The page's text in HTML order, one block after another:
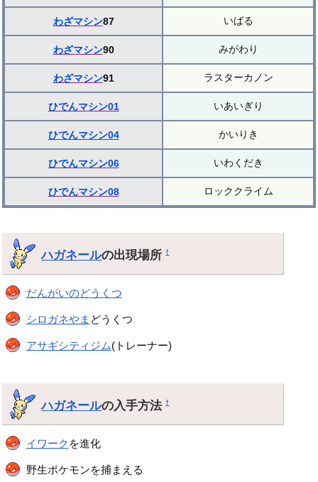
わざマシン87 いばる
わざマシン90 みがわり
わざマシン91 ラスターカノン
ひでんマシン01 いあいぎり
ひでんマシン04 かいりき
ひでんマシン06 いわくだき
ひでんマシン08 ロッククライム
ハガネールの出現場所†
だんがいのどうくつ
シロガネやま どうくつ
アサギシティジム(トレーナー)
ハガネールの入手方法†
イワーク を進化
野生ポケモンを捕まえる